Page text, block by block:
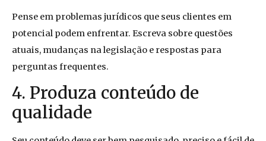
Pense em problemas jurídicos que seus clientes em
potencial podem enfrentar. Escreva sobre questões
atuais, mudanças na legislação e respostas para
perguntas frequentes.
4. Produza conteúdo de
qualidade